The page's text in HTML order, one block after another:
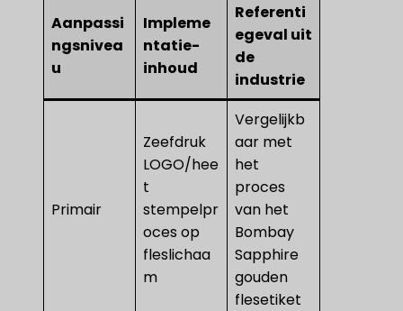
Aanpassi
ngsnivea
u
Impleme
ntatie-
inhoud
Referenti
egeval uit
de
industrie
Primair
Zeefdruk
LOGO/hee
t
stempelpr
oces op
fleslichaa
m
Vergelijkb
aar met
het
proces
van het
Bombay
Sapphire
gouden
flesetiket